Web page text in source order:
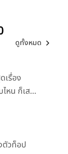
ดูทั้งหมด
เรื่อง
หน ก็เส
ตัวท็อป